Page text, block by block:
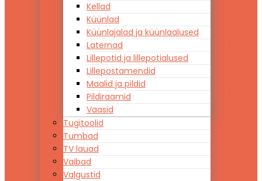
Kellad
Küünlad
Küünlajalad ja küünlaalused
Laternad
Lillepotid ja lillepotialused
Lillepostamendid
Maalid ja pildid
Pildiraamid
Vaasid
Tugitoolid
Tumbad
TV lauad
Vaibad
Valgustid